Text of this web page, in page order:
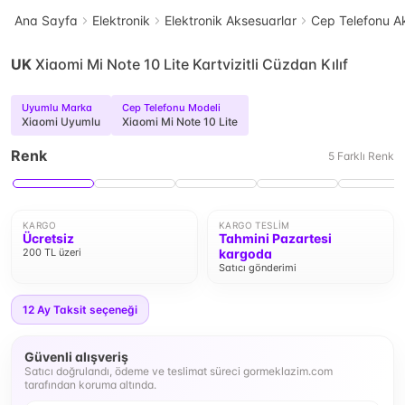
Ana Sayfa Elektronik Elektronik Aksesuarlar Cep Telefonu
UK Xiaomi Mi Note 10 Lite Kartvizitli Cüzdan Kılıf
Uyumlu Marka
Xiaomi Uyumlu
Cep Telefonu Modeli
Xiaomi Mi Note 10 Lite
Renk 5 Farklı Renk
KARGO
Ücretsiz
200 TL üzeri
KARGO TESLIM
Tahmini Pazartesi
kargoda
Satıcı gönderimi
12 Ay Taksit seçeneği
Güvenli alışveriş
Satıcı doğrulandı, ödeme ve teslimat süreci gormeklazim.com
tarafından koruma altında.